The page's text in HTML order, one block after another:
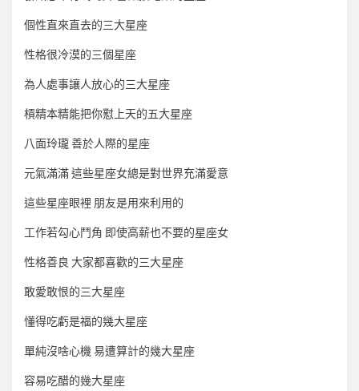
個性直來直去的三大星座
性格很冷漠的三個星座
為人處事讓人放心的三大星座
槓精本精能把你懟上天的五大星座
八面玲瓏 善於人際的星座
元氣滿滿 這些星座女總是對世界充滿愛意
這些星座眼裡 朋友是用來利用的
工作若勾心鬥角 即使高薪也不要的星座女
性格善良 大家都喜歡的三大星座
敢愛敢恨的三大星座
懂得吃虧是福的幾大星座
單純沒啥心機 易遭算計的幾大星座
容易吃醋的幾大星座